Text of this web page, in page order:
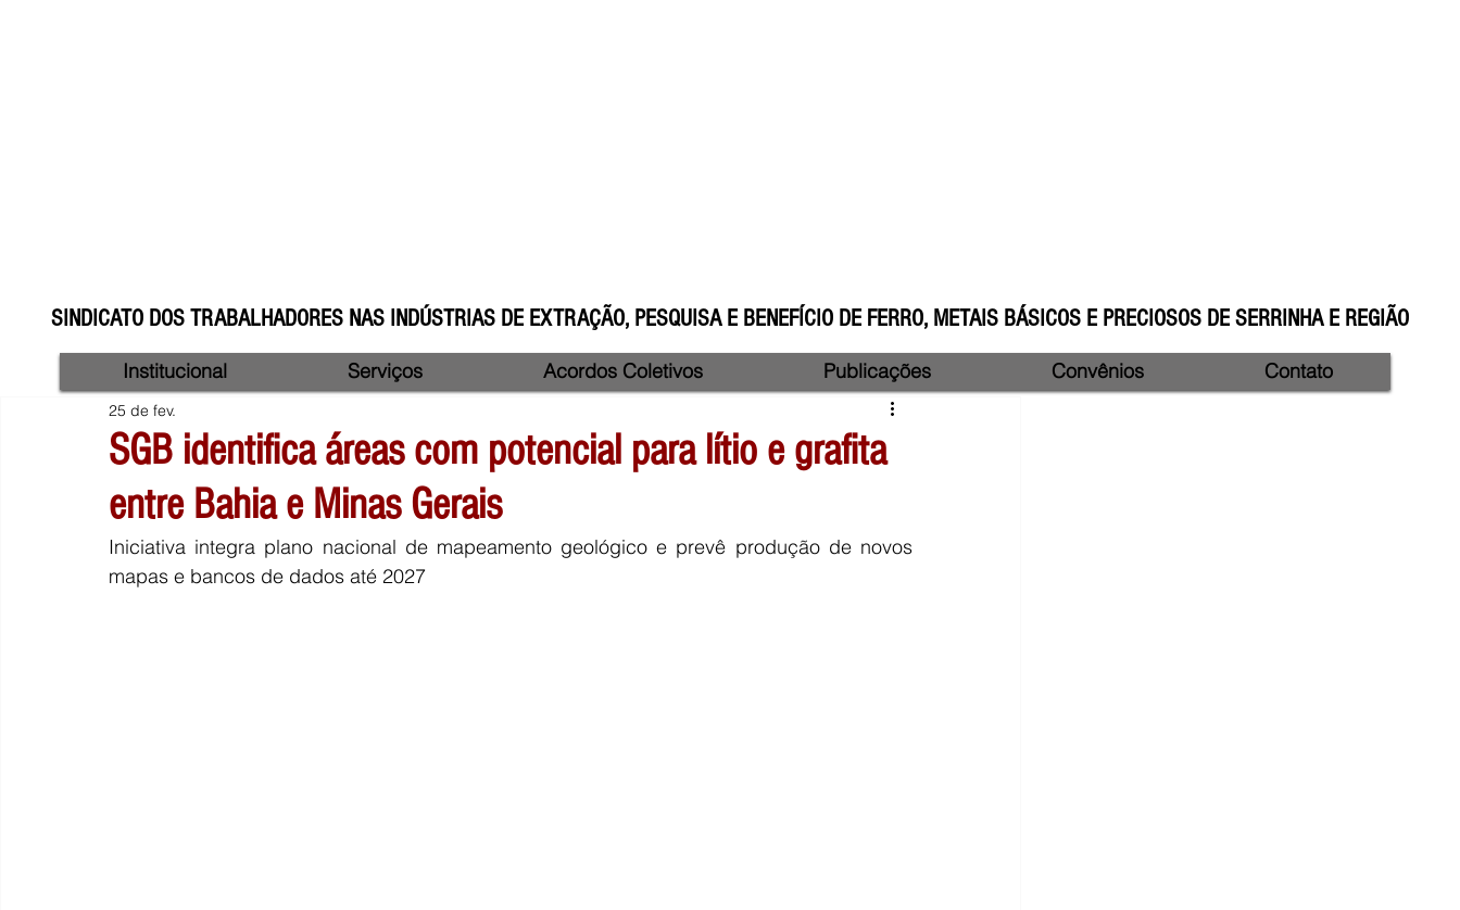
SINDICATO DOS TRABALHADORES NAS INDÚSTRIAS DE EXTRAÇÃO, PESQUISA E BENEFÍCIO DE FERRO, METAIS BÁSICOS E PRECIOSOS DE SERRINHA E REGIÃO
SGB identifica áreas com potencial para lítio e grafita
entre Bahia e Minas Gerais
25 de fev.
Iniciativa integra plano nacional de mapeamento geológico e prevê produção de novos
mapas e bancos de dados até 2027
Institucional Serviços Acordos Coletivos Publicações Convênios Contato